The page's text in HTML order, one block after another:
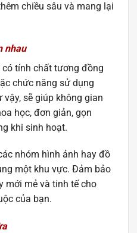
chiều sâu và mang lại
nhau
tính chất tương đồng
chức năng sử dụng
sẽ giúp không gian
học, đơn giản, gọn
khi sinh hoạt.
nhóm hình ảnh hay đồ
một khu vực. Đảm bảo
mới mẻ và tinh tế cho
của bạn.